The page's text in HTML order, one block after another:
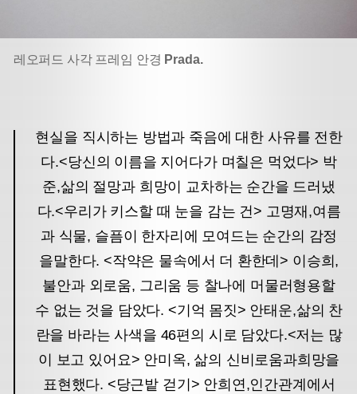
레오퍼드 사각 프레임 안경 Prada.
현실을 직시하는 방법과 죽음에 대한 사유를 전한
다.<당신의 이름을 지어다가 며칠은 먹었다> 박
준,삶의 절망과 희망이 교차하는 순간을 드러냈
다.<우리가 키스할 때 눈을 감는 건> 고명재,여름
과 식물, 슬픔이 한자리에 모여드는 순간의 감정
을말한다. <작약은 물속에서 더 환한데> 이승희,
불안과 외로움, 그리움 등 찰나에 머물러 형용할
수 없는 것을 담았다. <기억 몸짓> 안태운,삶의 찬
란을 바라는 사색을 46편의 시로 담았다.<저는 많
이 보고 있어요> 안미옥, 삶의 신비로움과희망을
표현했다. <당근밭 걷기> 안희연,인간관계에서